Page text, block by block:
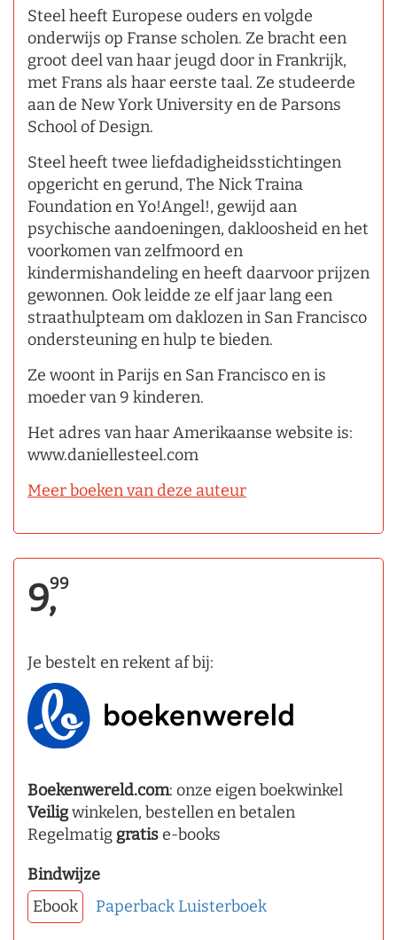
Steel heeft Europese ouders en volgde
onderwijs op Franse scholen. Ze bracht een
groot deel van haar jeugd door in Frankrijk,
met Frans als haar eerste taal. Ze studeerde
aan de New York University en de Parsons
School of Design.
Steel heeft twee liefdadigheidsstichtingen
opgericht en gerund, The Nick Traina
Foundation en Yo!Angel!, gewijd aan
psychische aandoeningen, dakloosheid en het
voorkomen van zelfmoord en
kindermishandeling en heeft daarvoor prijzen
gewonnen. Ook leidde ze elf jaar lang een
straathulpteam om daklozen in San Francisco
ondersteuning en hulp te bieden.
Ze woont in Parijs en San Francisco en is
moeder van 9 kinderen.
Het adres van haar Amerikaanse website is:
www.daniellesteel.com
Meer boeken van deze auteur
9,99
Je bestelt en rekent af bij:
Boekenwereld.com: onze eigen boekwinkel
Veiligwinkelen, bestellen en betalen
Regelmatig gratise-books
Bindwijze
Ebook
Paperback Luisterboek